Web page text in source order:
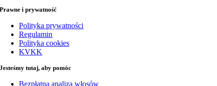
Prawne i prywatność
Polityka prywatności
Regulamin
Polityka cookies
KVKK
Jesteśmy tutaj, aby pomóc
Bezpłatna analiza włosów